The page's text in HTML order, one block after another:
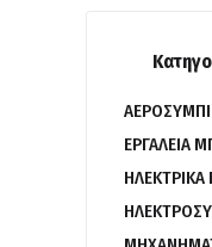
ΕΡΓΑΛΕΙΑ
ΗΛΕΚΤΡΙΚΑ